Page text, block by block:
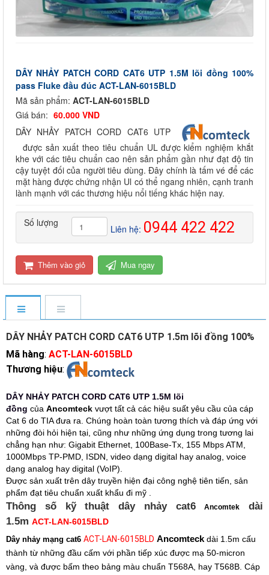
DÂY NHẢY PATCH CORD CAT6 UTP 1.5M lõi đồng 100%
pass Fluke đầu đúc ACT-LAN-6015BLD
Mã sản phẩm: ACT-LAN-6015BLD
Giá bán: 60.000 VND
DÂY NHẢY PATCH CORD CAT6 UTP
được sản xuất theo tiêu chuẩn UL được kiểm nghiệm khắt
khe với các tiêu chuẩn cao nên sản phẩm gần như đạt độ tin
cậy tuyệt đối của người tiêu dùng. Đây chính là tấm vé để các
mặt hàng được chứng nhận Ul có thể ngang nhiên, cạnh tranh
lành mạnh với các thương hiệu nổi tiếng khác hiện nay.
Số lượng
Liên hệ: 0944 422 422
Thêm vào giỏ Mua ngay
DÂY NHẢY PATCH CORD CAT6 UTP 1.5m lõi đồng 100%
Mã hàng: ACT-LAN-6015BLD
Thương hiệu:
DÂY NHẢY PATCH CORD CAT6 UTP 1.5M lõi
đồng của Ancomteck vượt tất cả các hiệu suất yêu cầu của cáp
Cat 6 do TIA đưa ra. Chúng hoàn toàn tương thích và đáp ứng với
những đòi hỏi hiện tại, cũng như những ứng dụng trong tương lai
chẳng hạn như: Gigabit Ethernet, 100Base-Tx, 155 Mbps ATM,
1000Mbps TP-PMD, ISDN, video dạng digital hay analog, voice
dạng analog hay digital (VoIP).
Được sản xuất trên dây truyền hiện đại công nghệ tiên tiến, sản
phẩm đạt tiêu chuẩn xuất khẩu đi mỹ .
Thông số kỹ thuật dây nhảy cat6Ancomtek
dài
1.5m ACT-LAN-6015BLD
Dây nhảy mạng cat6 ACT-LAN-6015BLD Ancomteck dài 1.5m cấu
thành từ những đầu cấm với phần tiếp xúc được mạ 50-micron
vàng, và được bấm theo bảng màu chuẩn T568A, hay T568B. Cáp